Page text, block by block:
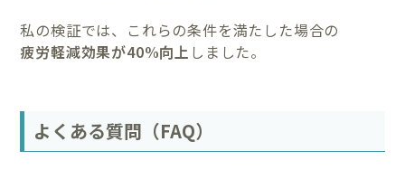
私の検証では、これらの条件を満たした場合の
疲労軽減効果が40%向上 しました。
よくある質問（FAQ）